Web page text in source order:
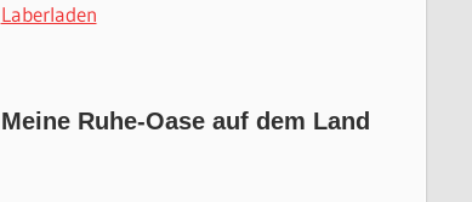
Laberladen
Meine Ruhe-Oase auf dem Land